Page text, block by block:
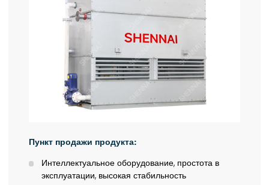
Пункт продажи продукта:
Интеллектуальное оборудование, простота в
эксплуатации, высокая стабильность